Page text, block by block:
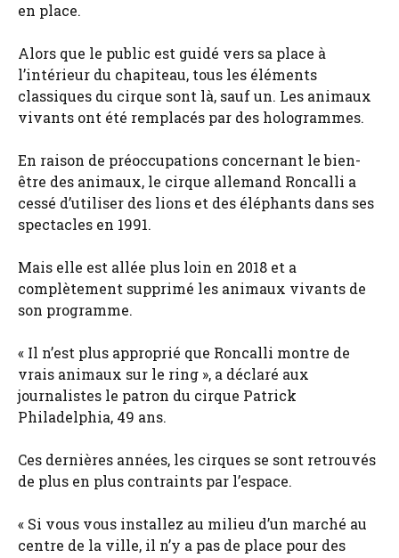
en place.
Alors que le public est guidé vers sa place à
l’intérieur du chapiteau, tous les éléments
classiques du cirque sont là, sauf un. Les animaux
vivants ont été remplacés par des hologrammes.
En raison de préoccupations concernant le bien-
être des animaux, le cirque allemand Roncalli a
cessé d’utiliser des lions et des éléphants dans ses
spectacles en 1991.
Mais elle est allée plus loin en 2018 et a
complètement supprimé les animaux vivants de
son programme.
« Il n’est plus approprié que Roncalli montre de
vrais animaux sur le ring », a déclaré aux
journalistes le patron du cirque Patrick
Philadelphia, 49 ans.
Ces dernières années, les cirques se sont retrouvés
de plus en plus contraints par l’espace.
« Si vous vous installez au milieu d’un marché au
centre de la ville, il n’y a pas de place pour des